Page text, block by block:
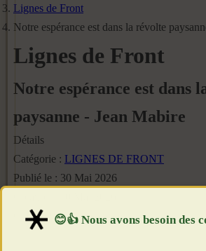
Lignes de Front
Notre espérance est dans la révolte
Lignes de Front
Notre espérance est dans
paysanne - Jean Mabire
Détails
Catégorie : LIGNES DE FRONT
Publié le : 30 Mai 2026
Clics : 499